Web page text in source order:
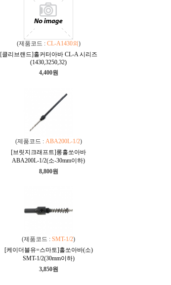
(제품코드 : CL-A1430외 )
[클리브랜드]홀커터아바 CL-A 시리즈
(1430,3250,32)
4,400원
(제품코드 : ABA200L-1/2)
[브릿지크래프트]롱홀쏘아바
ABA200L-1/2(소-30mm이하)
8,800원
(제품코드 : SMT-1/2)
[케이더블유=스마토]홀쏘아바(소)
SMT-1/2(30mm이하)
3,850원